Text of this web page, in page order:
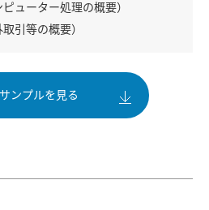
ューター処理の概要）
引等の概要）
ンプルを見る